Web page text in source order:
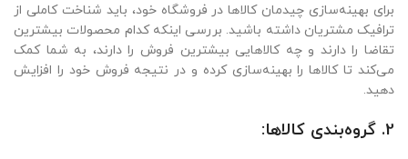
برای بهینه‌سازی چیدمان کالاها در فروشگاه خود، باید شناخت کاملی از
ترافیک مشتریان داشته باشید. بررسی اینکه کدام محصولات بیشترین
تقاضا را دارند و چه کالاهایی بیشترین فروش را دارند، به شما کمک
می‌کند تا کالاها را بهینه‌سازی کرده و در نتیجه فروش خود را افزایش
دهید.
2. گروه‌بندی کالاها: